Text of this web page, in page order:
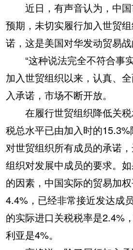
近日，有声音认为，中国
预期，未切实履行加入世贸
诺，这是美国对华发动贸易战
“这种说法完全不符合事
加入世贸组织以来，认真、
入承诺，市场不断开放。
在履行世贸组织降低关税
税总水平已由加入时的
对世贸组织所有成员的承诺
组织对发展中成员的要求。
的因素，中国实际的贸易加
4.4%，已经非常接近发达成
的实际进口关税税率是2.4%
利亚是4%。